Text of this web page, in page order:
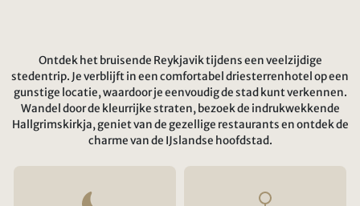
Ontdek het bruisende Reykjavik tijdens een veelzijdige
stedentrip. Je verblijft in een comfortabel driesterrenhotel op een
gunstige locatie, waardoor je eenvoudig de stad kunt verkennen.
Wandel door de kleurrijke straten, bezoek de indrukwekkende
Hallgrimskirkja, geniet van de gezellige restaurants en ontdek de
charme van de IJslandse hoofdstad.